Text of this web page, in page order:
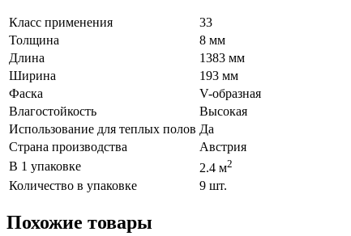
Класс применения
33
Толщина
8 мм
Длина
1383 мм
Ширина
193 мм
Фаска
V-образная
Влагостойкость
Высокая
Использование для теплых полов Да
Страна производства
Австрия
В 1 упаковке
2.4 м2
Количество в упаковке 9 шт.
Похожие товары